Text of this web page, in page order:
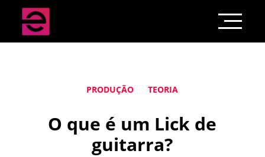
PRODUÇÃO TEORIA
O que é um Lick de
guitarra?